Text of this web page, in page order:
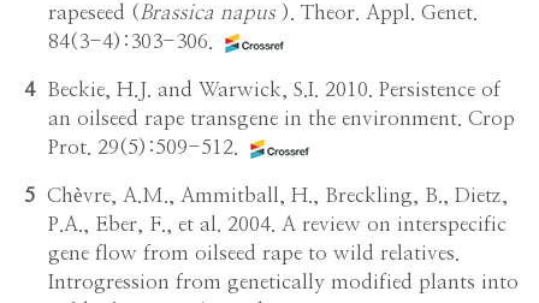
rapeseed ( Brassica napus). Theor. Appl. Genet.
84(3-4):303-306.
4
Beckie, H.J. and Warwick, S.I. 2010. Persistence of
an oilseed rape transgene in the environment. Crop
Prot. 29(5):509-512.
5 Chèvre, A.M., Ammitball, H., Breckling, B., Dietz,
P.A., Eber, F., et al. 2004. A review on interspecific
gene flow from oilseed rape to wild relatives.
Introgression from genetically modified plants into